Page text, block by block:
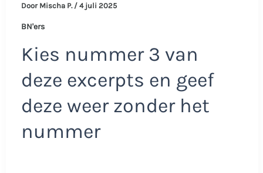
Door Mischa P. / 4 juli 2025
BN'ers
Kies nummer 3 van
deze excerpts en geef
deze weer zonder het
nummer